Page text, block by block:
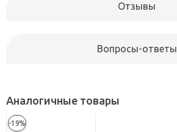
Отзывы
Вопросы-ответы
Аналогичные товары
-19%